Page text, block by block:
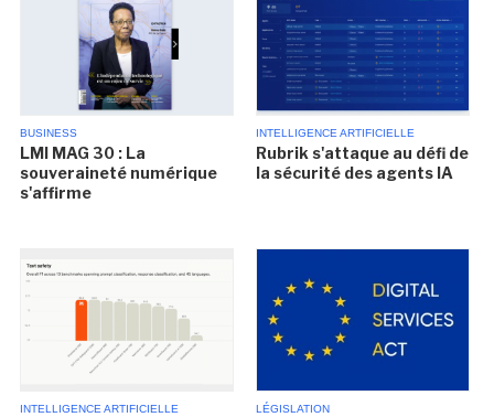
BUSINESS
LMI MAG 30 : La
souveraineté numérique
s'affirme
INTELLIGENCE ARTIFICIELLE
Rubrik s'attaque au défi de
la sécurité des agents IA
INTELLIGENCE ARTIFICIELLE LÉGISLATION